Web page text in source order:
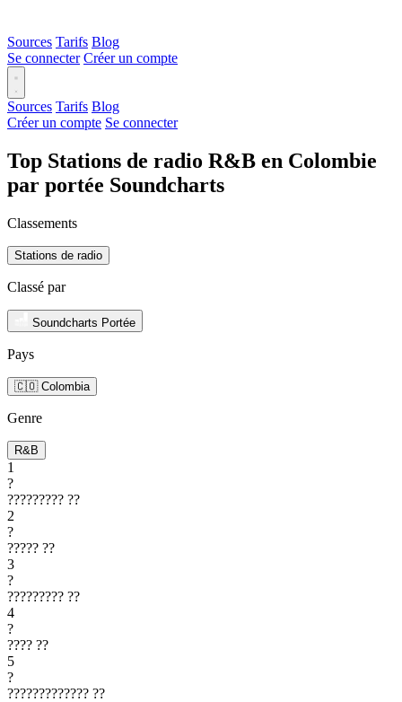
Sources Tarifs Blog
Se connecter Créer un compte
Sources Tarifs Blog
Créer un compte Se connecter
Top Stations de radio R&B en Colombie
par portée Soundcharts
Classements
Stations de radio
Classé par
Soundcharts Portée
Pays
🇨🇴 Colombia
Genre
R&B
1
?
????????? ??
2
?
????? ??
3
?
????????? ??
4
?
???? ??
5
?
????????????? ??